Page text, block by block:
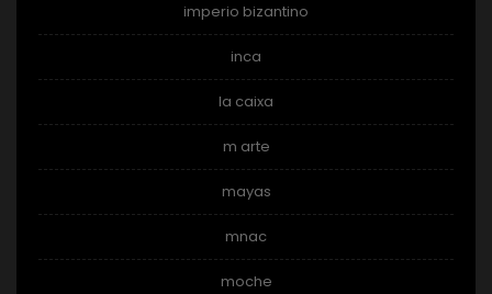
imperio bizantino
inca
la caixa
m arte
mayas
mnac
moche